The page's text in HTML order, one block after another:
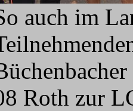
auch im
Roth zur